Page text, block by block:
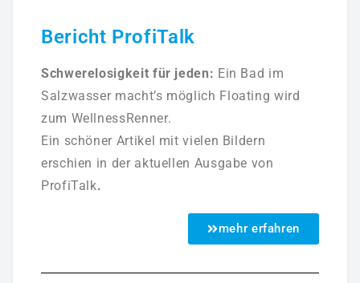
Bericht ProfiTalk
Schwerelosigkeit für jeden: Ein Bad im
Salzwasser macht’s möglich Floating wird
zum WellnessRenner.
Ein schöner Artikel mit vielen Bildern
erschien in der aktuellen Ausgabe von
ProfiTalk.
mehr erfahren